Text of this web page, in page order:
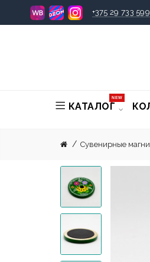
+375 29 733
КАТАЛОГ
NEW
Сувенирные